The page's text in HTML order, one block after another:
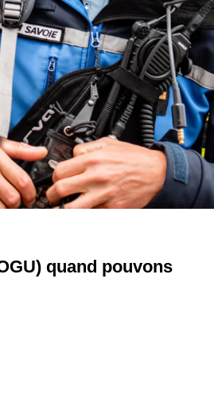
quand pouvons